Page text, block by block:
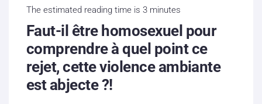
Partenaires
Contacts
Hébergement solidaire
The estimated reading time is 3 minutes
Faut-il être homosexuel pour
comprendre à quel point ce
rejet, cette violence ambiante
est abjecte ?!